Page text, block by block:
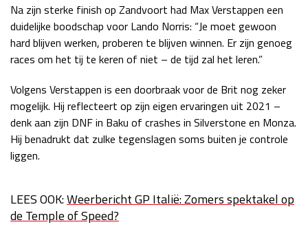
Race
zo 21:00 - 23:00
Kwalificatie
za 05:00 - 06:00
Race
zo 05:00 - 07:00
Kwalificatie
GP ABU DHABI 2026 04 - 06 dec
Kwalificatie
za 15:00 - 16:00
Race
zo 14:00 - 16:00
Na zijn sterke finish op Zandvoort had Max Verstappen een
duidelijke boodschap voor Lando Norris: “Je moet gewoon
hard blijven werken, proberen te blijven winnen. Er zijn genoeg
races om het tij te keren of niet – de tijd zal het leren.”
Volgens Verstappen is een doorbraak voor de Brit nog zeker
mogelijk. Hij reflecteert op zijn eigen ervaringen uit 2021 –
denk aan zijn DNF in Baku of crashes in Silverstone en Monza.
Hij benadrukt dat zulke tegenslagen soms buiten je controle
liggen.
LEES OOK:Weerbericht GP Italië: Zomers spektakel op
de Temple of Speed?